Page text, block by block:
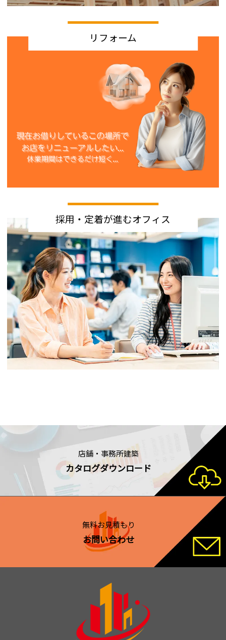
リフォーム
採用・定着が進むオフィス
店舗・事務所建築
カタログダウンロード
無料お見積もり
お問い合わせ